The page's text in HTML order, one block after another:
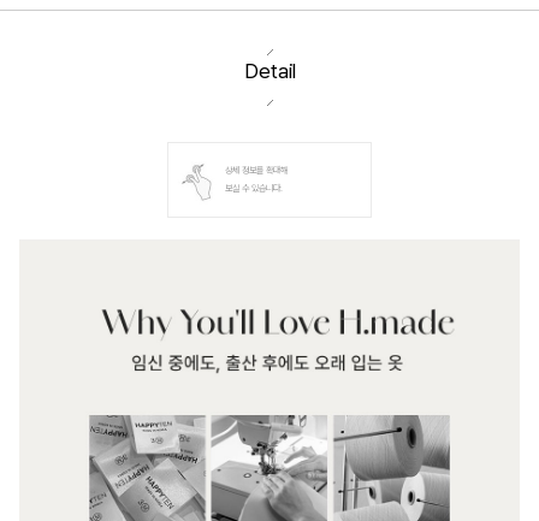
Detail
상세 정보를 확대해
보실 수 있습니다.